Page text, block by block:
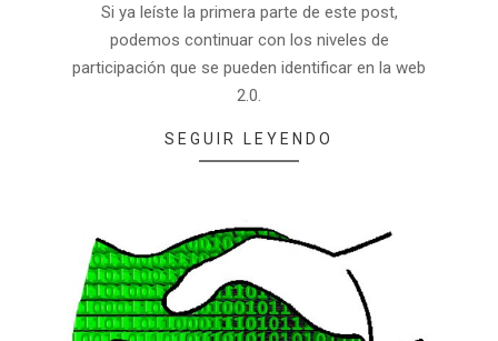
Si ya leíste la primera parte de este post,
podemos continuar con los niveles de
participación que se pueden identificar en la web
2.0.
SEGUIR LEYENDO